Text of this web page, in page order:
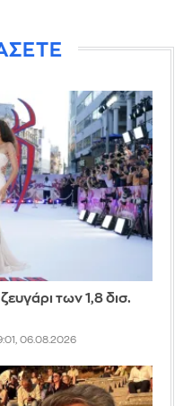
των 1,8 δισ.
06.08.2026